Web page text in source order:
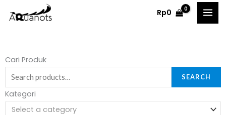
Rp0
Cari Produk
Search
for:
SEARCH
Kategori
Select a category